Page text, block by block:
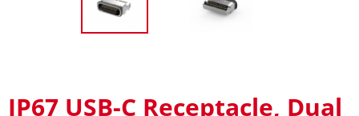
IP67 USB-C Receptacle, Dual